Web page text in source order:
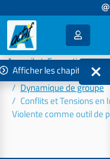
Accueil
Formations
Communication -
Dynamique de groupe
Conflits et Tensions en
Violente comme outil de
Afficher les chapitres